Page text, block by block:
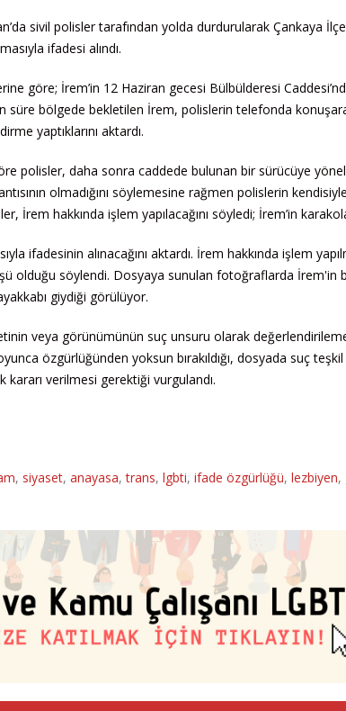
sivil polisler tarafından yolda durdurularak Çankaya
ifadesi alındı.
göre; İrem’in 12 Haziran gecesi Bülbülderesi
süre bölgede bekletilen İrem, polislerin telefonda
yaptıklarını aktardı.
polisler, daha sonra caddede bulunan bir sürücüye
olmadığını söylemesine rağmen polislerin
İrem hakkında işlem yapılacağını söyledi; İrem’in
ifadesinin alınacağını aktardı. İrem hakkında işlem
olduğu söylendi. Dosyaya sunulan fotoğraflarda İrem'in
giydiği görülüyor.
veya görünümünün suç unsuru olarak
özgürlüğünden yoksun bırakıldığı, dosyada suç
kararı verilmesi gerektiği vurgulandı.
, siyaset, anayasa,trans, lgbti, ifade özgürlüğü, lezbiyen,